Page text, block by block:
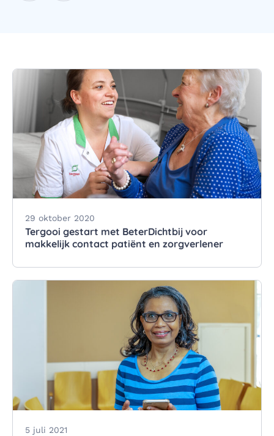
29 oktober 2020
Tergooi gestart met BeterDichtbij voor
makkelijk contact patiënt en zorgverlener
5 juli 2021